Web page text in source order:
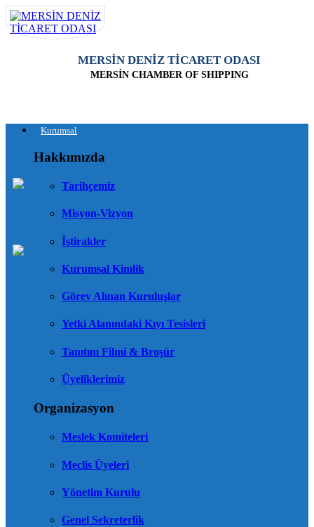
MERSİN DENİZ TİCARET ODASI
MERSİN CHAMBER OF SHIPPING
Kurumsal
Hakkımızda
Tarihçemiz
Misyon-Vizyon
İştirakler
Kurumsal Kimlik
Görev Alınan Kuruluşlar
Yetki Alanındaki Kıyı Tesisleri
Tanıtım Filmi & Broşür
Üyeliklerimiz
Organizasyon
Meslek Komiteleri
Meclis Üyeleri
Yönetim Kurulu
Genel Sekreterlik